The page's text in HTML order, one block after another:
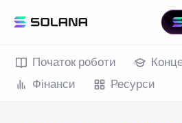
Початок роботи
Фінанси
Ресурси